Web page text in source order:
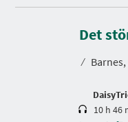
Det
⁄
S
e
l
i
10 h 46